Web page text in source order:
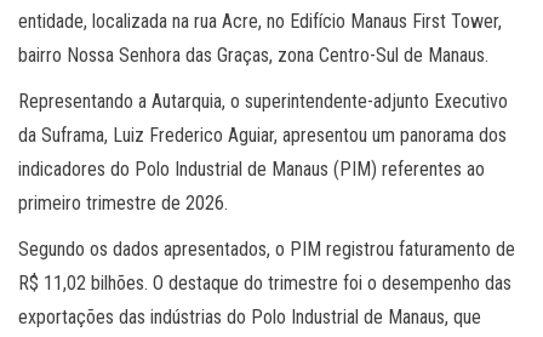
entidade, localizada na rua Acre, no Edifício Manaus First Tower,
bairro Nossa Senhora das Graças, zona Centro-Sul de Manaus.
Representando a Autarquia, o superintendente-adjunto Executivo
da Suframa, Luiz Frederico Aguiar, apresentou um panorama dos
indicadores do Polo Industrial de Manaus (PIM) referentes ao
primeiro trimestre de 2026.
Segundo os dados apresentados, o PIM registrou faturamento de
R$ 11,02 bilhões. O destaque do trimestre foi o desempenho das
exportações das indústrias do Polo Industrial de Manaus, que